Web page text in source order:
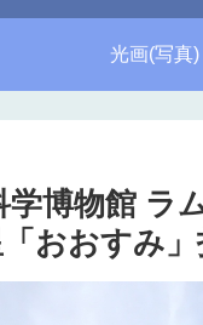
光画(写真)
学博物館 ラ
おおすみ